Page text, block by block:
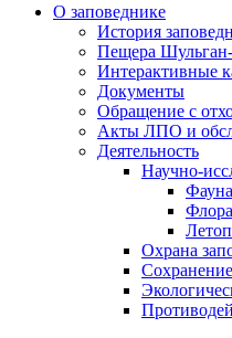
О заповеднике
История
Пещера
Интерактивные
Документы
Обращение с
Акты ЛПО и
Деятельность
Научно-
Охрана